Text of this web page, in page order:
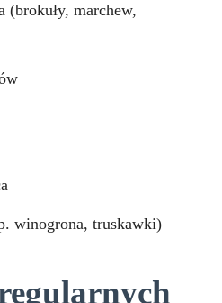
(brokuły, marchew,
winogrona, truskawki)